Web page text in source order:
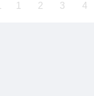
1 2 3 4